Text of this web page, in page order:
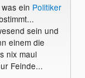
ein Politiker
sein und
einem die
nix maul
Feinde...